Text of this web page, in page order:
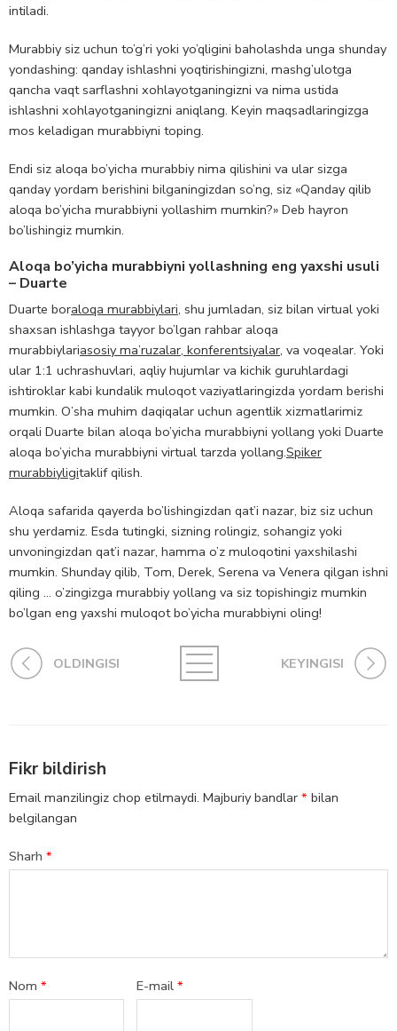
intiladi.
Murabbiy siz uchun to’g’ri yoki yo’qligini baholashda unga shunday
yondashing: qanday ishlashni yoqtirishingizni, mashg’ulotga
qancha vaqt sarflashni xohlayotganingizni va nima ustida
ishlashni xohlayotganingizni aniqlang. Keyin maqsadlaringizga
mos keladigan murabbiyni toping.
Endi siz aloqa bo’yicha murabbiy nima qilishini va ular sizga
qanday yordam berishini bilganingizdan so’ng, siz «Qanday qilib
aloqa bo’yicha murabbiyni yollashim mumkin?» Deb hayron
bo’lishingiz mumkin.
Aloqa bo’yicha murabbiyni yollashning eng yaxshi usuli
– Duarte
Duarte boraloqa murabbiylari, shu jumladan, siz bilan virtual yoki
shaxsan ishlashga tayyor bo’lgan rahbar aloqa
murabbiylariasosiy ma’ruzalar, konferentsiyalar, va voqealar. Yoki
ular 1:1 uchrashuvlari, aqliy hujumlar va kichik guruhlardagi
ishtiroklar kabi kundalik muloqot vaziyatlaringizda yordam berishi
mumkin. O’sha muhim daqiqalar uchun agentlik xizmatlarimiz
orqali Duarte bilan aloqa bo’yicha murabbiyni yollang yoki Duarte
aloqa bo’yicha murabbiyni virtual tarzda yollang.Spiker
murabbiyligitaklif qilish.
Aloqa safarida qayerda bo’lishingizdan qat’i nazar, biz siz uchun
shu yerdamiz. Esda tutingki, sizning rolingiz, sohangiz yoki
unvoningizdan qat’i nazar, hamma o’z muloqotini yaxshilashi
mumkin. Shunday qilib, Tom, Derek, Serena va Venera qilgan ishni
qiling … o’zingizga murabbiy yollang va siz topishingiz mumkin
bo’lgan eng yaxshi muloqot bo’yicha murabbiyni oling!
OLDINGISI KEYINGISI
Fikr bildirish
Email manzilingiz chop etilmaydi. Majburiy bandlar * bilan
belgilangan
Sharh *
Nom * E-mail*